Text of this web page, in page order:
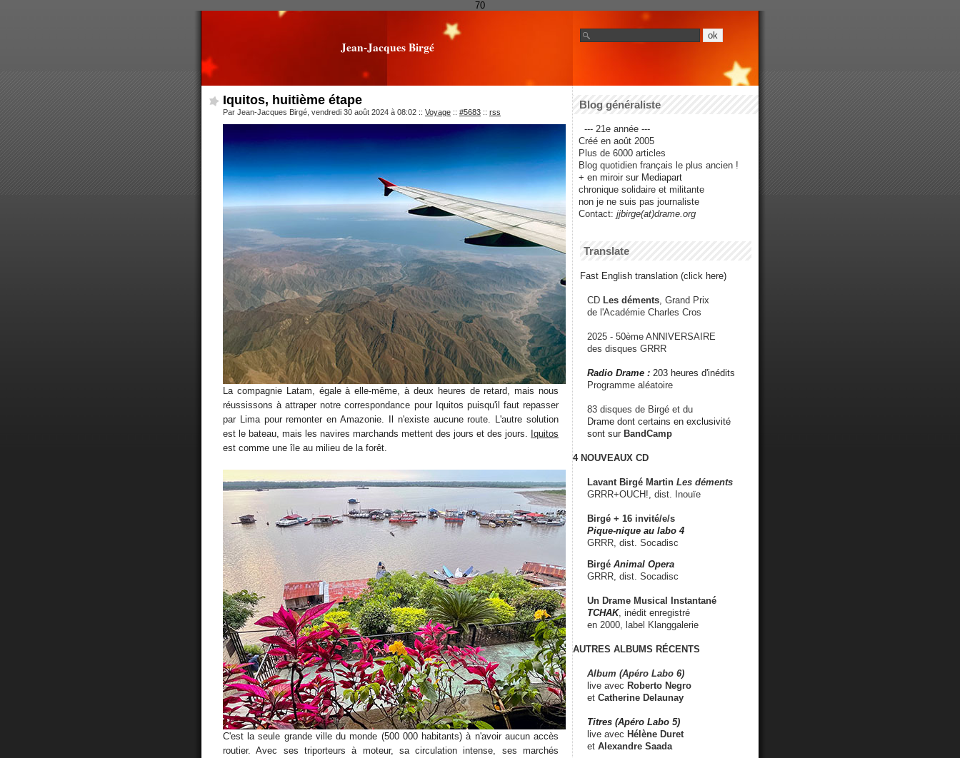
70
Jean-Jacques Birgé
Iquitos, huitième étape
Par Jean-Jacques Birgé, vendredi 30 août 2024 à 08:02 :: Voyage :: #5683 :: rss
La compagnie Latam, égale à elle-même, à deux heures de retard, mais nous
réussissons à attraper notre correspondance pour Iquitos puisqu'il faut repasser
par Lima pour remonter en Amazonie. Il n'existe aucune route. L'autre solution
est le bateau, mais les navires marchands mettent des jours et des jours.
Iquitos
est comme une île au milieu de la forêt.
C'est la seule grande ville du monde (500 000 habitants) à n'avoir aucun accès
routier. Avec ses triporteurs à moteur, sa circulation intense, ses marchés
Blog généraliste
--- 21e année ---
Créé en août 2005
Plus de 6000 articles
Blog quotidien français le plus ancien !
+ en miroir sur Mediapart
chronique solidaire et militante
non je ne suis pas journaliste
Contact: jjbirge(at)drame.org
Translate
Fast English translation (click here)
CD Les déments , Grand Prix
de l'Académie Charles Cros
2025 - 50ème ANNIVERSAIRE
des disques GRRR
Radio Drame : 203 heures d'inédits
Programme aléatoire
83 disques de Birgé et du
Drame dont certains en exclusivité
sont sur BandCamp
4 NOUVEAUX CD
Lavant Birgé Martin Les déments
GRRR+OUCH!, dist. Inouïe
Birgé + 16 invité/e/s
Pique-nique au labo 4
GRRR, dist. Socadisc
Birgé Animal Opera
GRRR, dist. Socadisc
Un Drame Musical Instantané
TCHAK, inédit enregistré
en 2000, label Klanggalerie
AUTRES ALBUMS RÉCENTS
Album (Apéro Labo 6)
live avec Roberto Negro
et Catherine Delaunay
Titres (Apéro Labo 5)
live avec Hélène Duret
et Alexandre Saada